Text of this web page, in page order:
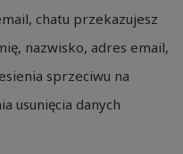
chatu przekazujesz
nazwisko, adres email,
sprzeciwu na
usunięcia danych